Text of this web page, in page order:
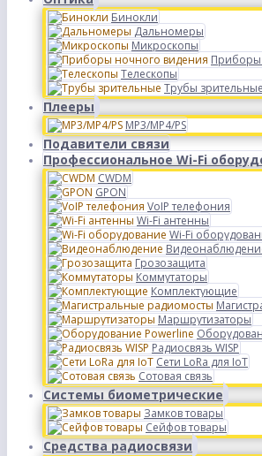
Бинокли
Дальномеры
Микроскопы
Приборы
Телескопы
Трубы зрительные
Плееры
MP3/MP4/PS
Подавители связи
Профессиональное Wi-Fi
CWDM
GPON
VoIP телефония
Wi-Fi антенны
Wi-Fi
Грозозащита
Коммутаторы
Комплектующие
Маршрутизаторы
Радиосвязь WISP
Сети LoRa для IoT
Сотовая связь
Системы биометрические
Замков товары
Сейфов товары
Средства радиосвязи